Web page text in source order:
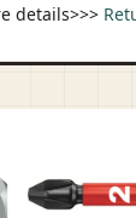
details>>>